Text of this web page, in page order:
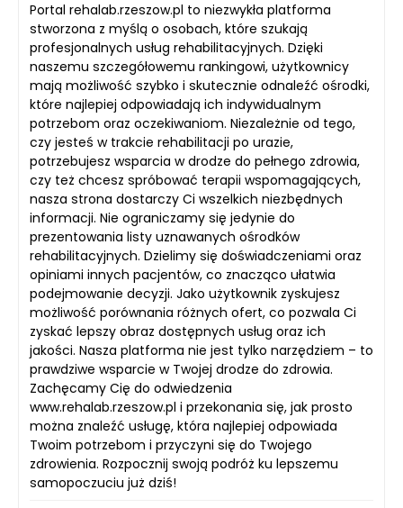
Portal rehalab.rzeszow.pl to niezwykła platforma
stworzona z myślą o osobach, które szukają
profesjonalnych usług rehabilitacyjnych. Dzięki
naszemu szczegółowemu rankingowi, użytkownicy
mają możliwość szybko i skutecznie odnaleźć ośrodki,
które najlepiej odpowiadają ich indywidualnym
potrzebom oraz oczekiwaniom. Niezależnie od tego,
czy jesteś w trakcie rehabilitacji po urazie,
potrzebujesz wsparcia w drodze do pełnego zdrowia,
czy też chcesz spróbować terapii wspomagających,
nasza strona dostarczy Ci wszelkich niezbędnych
informacji. Nie ograniczamy się jedynie do
prezentowania listy uznawanych ośrodków
rehabilitacyjnych. Dzielimy się doświadczeniami oraz
opiniami innych pacjentów, co znacząco ułatwia
podejmowanie decyzji. Jako użytkownik zyskujesz
możliwość porównania różnych ofert, co pozwala Ci
zyskać lepszy obraz dostępnych usług oraz ich
jakości. Nasza platforma nie jest tylko narzędziem – to
prawdziwe wsparcie w Twojej drodze do zdrowia.
Zachęcamy Cię do odwiedzenia
www.rehalab.rzeszow.pl i przekonania się, jak prosto
można znaleźć usługę, która najlepiej odpowiada
Twoim potrzebom i przyczyni się do Twojego
zdrowienia. Rozpocznij swoją podróż ku lepszemu
samopoczuciu już dziś!